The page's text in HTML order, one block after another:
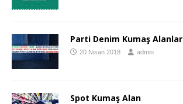
Parti Denim Kumaş Alanlar
20 Nisan 2018 admin
Spot Kumaş Alan